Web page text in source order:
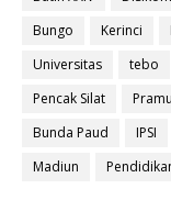
Bungo
Kerinci
Universitas
tebo
Pencak Silat
Bunda Paud
IPSI
Madiun